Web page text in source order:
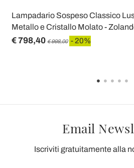
Lampadario Sospeso Classico
Metallo e Cristallo Molato -
€ 798,40 € 998,00 - 20%
Email
Iscriviti gratuitamente alla